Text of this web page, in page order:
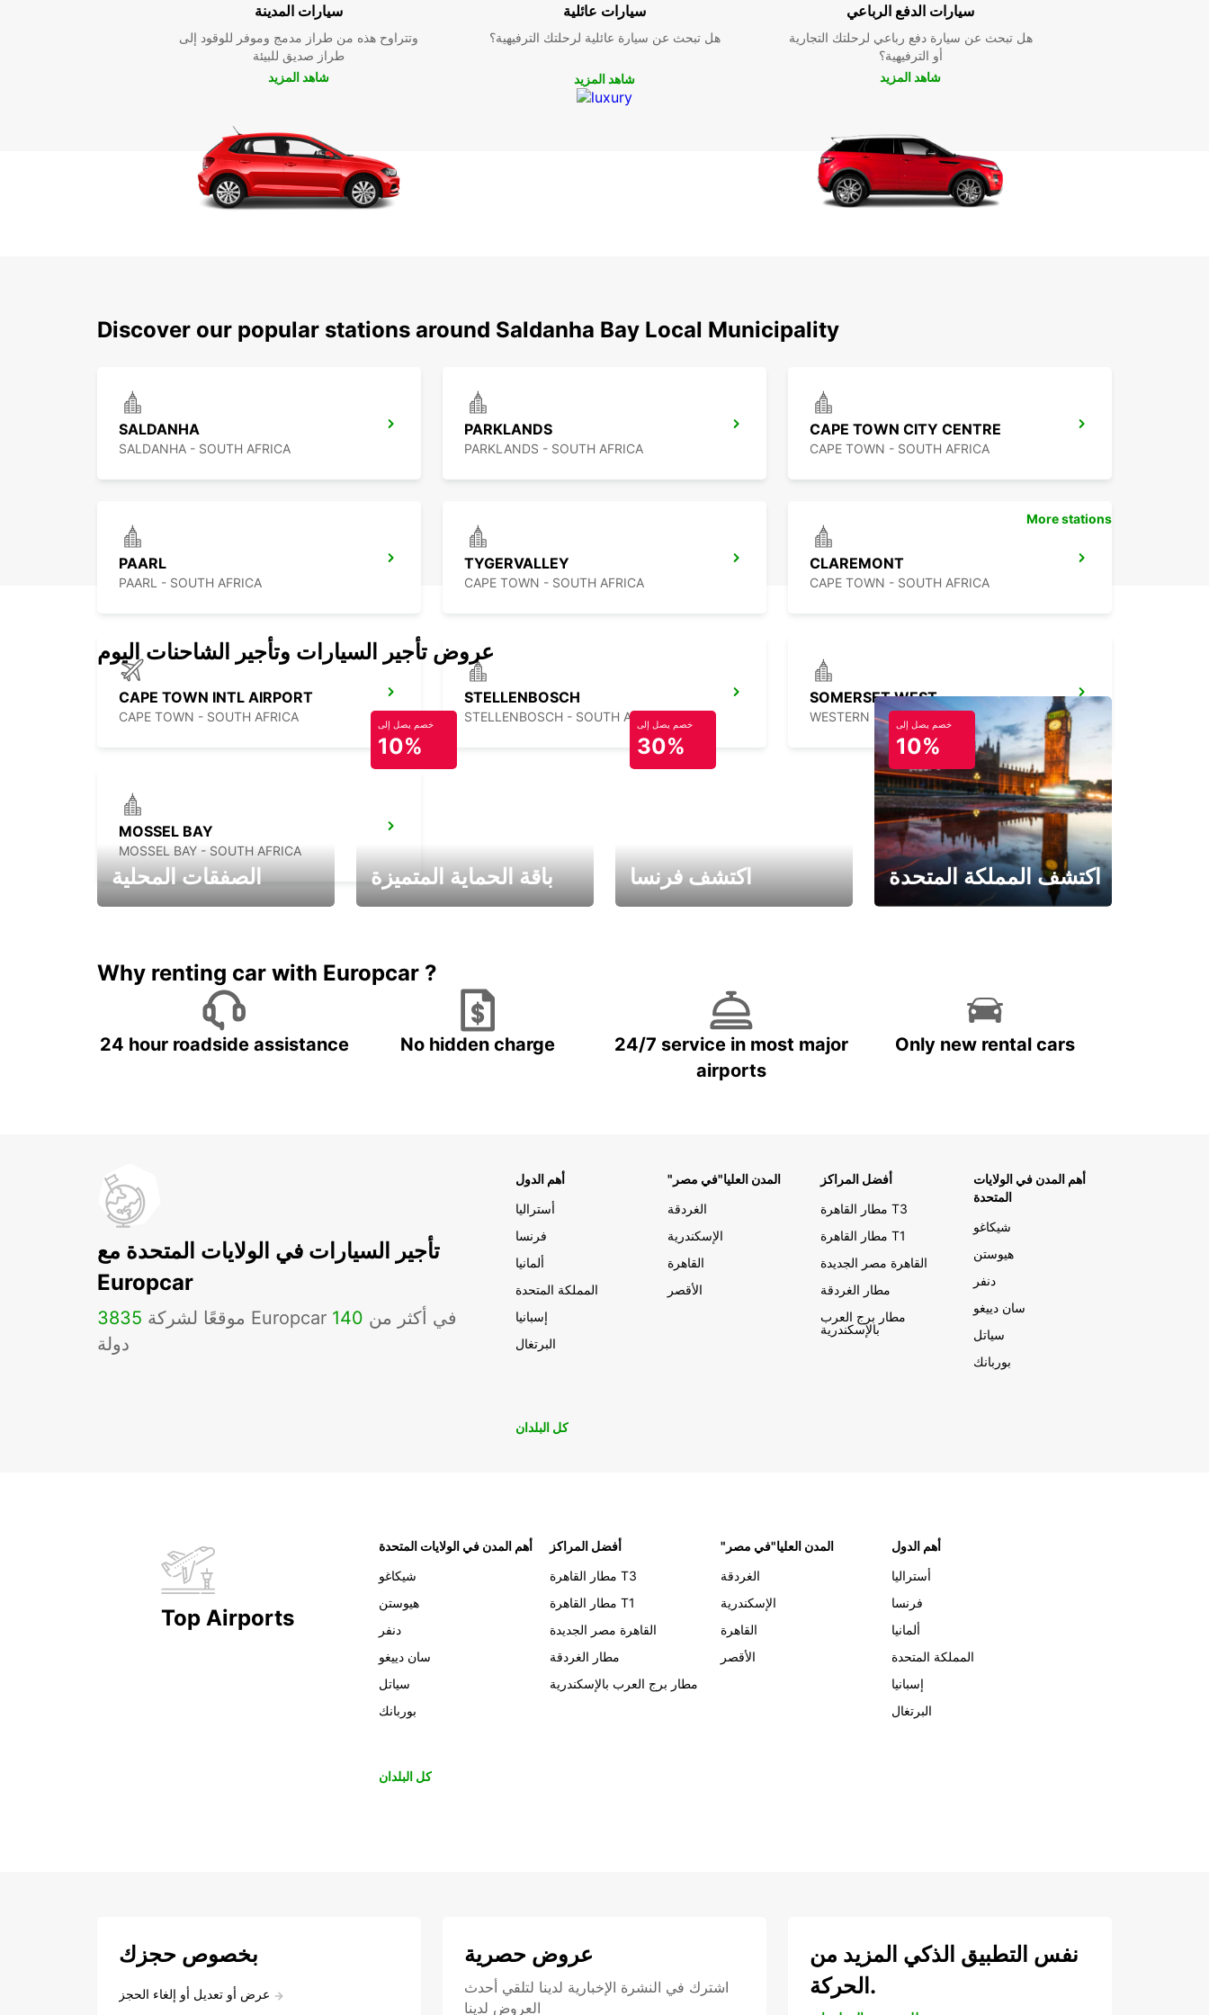
عميل. باختيار Europcar، يمكنك الاعتماد على خدمات عالية
الجودة وأسعار تنافسية تجعل تجربتك لا تُنسى.
سيارات المدينة
وتتراوح هذه من طراز مدمج وموفر للوقود إلى
طراز صديق للبيئة
شاهد المزيد
سيارات عائلية
هل تبحث عن سيارة عائلية لرحلتك الترفيهية؟
شاهد المزيد
سيارات الدفع الرباعي
هل تبحث عن سيارة دفع رباعي لرحلتك التجارية
أو الترفيهية؟
شاهد المزيد
Discover our popular stations around Saldanha Bay Local Municipality
SALDANHA
SALDANHA - SOUTH AFRICA
PARKLANDS
PARKLANDS - SOUTH AFRICA
CAPE TOWN CITY CENTRE
CAPE TOWN - SOUTH AFRICA
PAARL
PAARL - SOUTH AFRICA
TYGERVALLEY
CAPE TOWN - SOUTH AFRICA
CLAREMONT
CAPE TOWN - SOUTH AFRICA
CAPE TOWN INTL AIRPORT
CAPE TOWN - SOUTH AFRICA
STELLENBOSCH
STELLENBOSCH - SOUTH AFRICA
SOMERSET WEST
WESTERN CAPE - SOUTH AFRICA
MOSSEL BAY
MOSSEL BAY - SOUTH AFRICA
More stations
عروض تأجير السيارات وتأجير الشاحنات اليوم
الصفقات المحلية
خصم يصل إلى
10%
باقة الحماية المتميزة
خصم يصل إلى
30%
اكتشف فرنسا
خصم يصل إلى
10%
اكتشف المملكة المتحدة
Why renting car with Europcar ?
24 hour roadside assistance No hidden charge
24/7 service in most major
airports
Only new rental cars
تأجير السيارات في الولايات المتحدة مع
Europcar
3835 موقعًا لشركة Europcar في أكثر من 140
دولة
أهم الدول
أستراليا
فرنسا
ألمانيا
المملكة المتحدة
إسبانيا
البرتغال
"المدن العليا"في مصر
الغردقة
الإسكندرية
القاهرة
الأقصر
أفضل المراكز
مطار القاهرة T3
مطار القاهرة T1
القاهرة مصر الجديدة
مطار الغردقة
مطار برج العرب
بالإسكندرية
أهم المدن في الولايات
المتحدة
شيكاغو
هيوستن
دنفر
سان دييغو
سياتل
بوربانك
كل البلدان
Top Airports
أهم المدن في الولايات المتحدة
شيكاغو
هيوستن
دنفر
سان دييغو
سياتل
بوربانك
أفضل المراكز
مطار القاهرة T3
مطار القاهرة T1
القاهرة مصر الجديدة
مطار الغردقة
مطار برج العرب بالإسكندرية
"المدن العليا"في مصر
الغردقة
الإسكندرية
القاهرة
الأقصر
أهم الدول
أستراليا
فرنسا
ألمانيا
المملكة المتحدة
إسبانيا
البرتغال
كل البلدان
بخصوص حجزك
عرض أو تعديل أو إلغاء الحجز
عروض حصرية
اشترك في النشرة الإخبارية لدينا لتلقي أحدث
العروض لدينا
نفس التطبيق الذكي المزيد من
الحركة.